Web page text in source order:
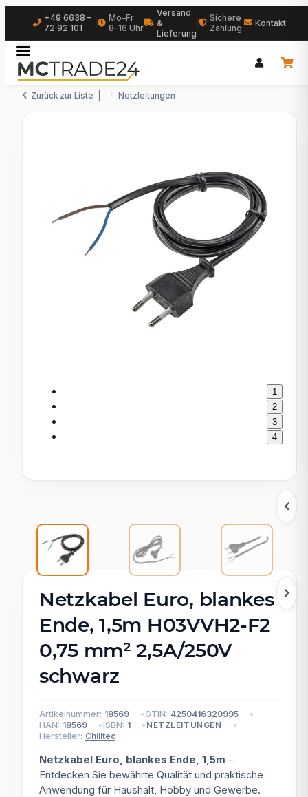
+49 6638 –
72 92 101
Mo–Fr
8–16 Uhr
Versand
&
Lieferung
Sichere
Zahlung
Kontakt
Zurück zur Liste Netzleitungen
1
2
3
4
Netzkabel Euro, blankes
Ende, 1,5m H03VVH2-F2
0,75 mm² 2,5A/250V
schwarz
Artikelnummer: 18569 GTIN: 4250416320995
HAN: 18569 ISBN: 1 NETZLEITUNGEN
Hersteller: Chilitec
Netzkabel Euro, blankes Ende, 1,5m –
Entdecken Sie bewährte Qualität und praktische
Anwendung für Haushalt, Hobby und Gewerbe.